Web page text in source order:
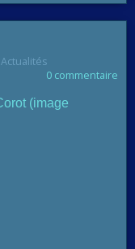
Actualités
0 commentaire